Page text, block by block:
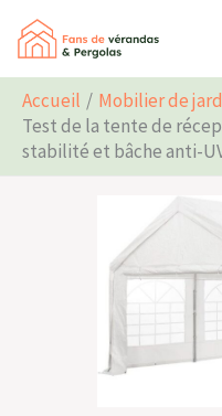
Aller
contenu
Accueil
Mobilier de
Test de la tente de
stabilité et bâche anti-
Rechercher